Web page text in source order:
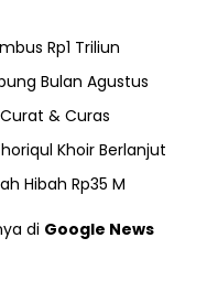
Rp1 Triliun
Bulan Agustus
& Curas
Khoir Berlanjut
Hibah Rp35 M
di Google News